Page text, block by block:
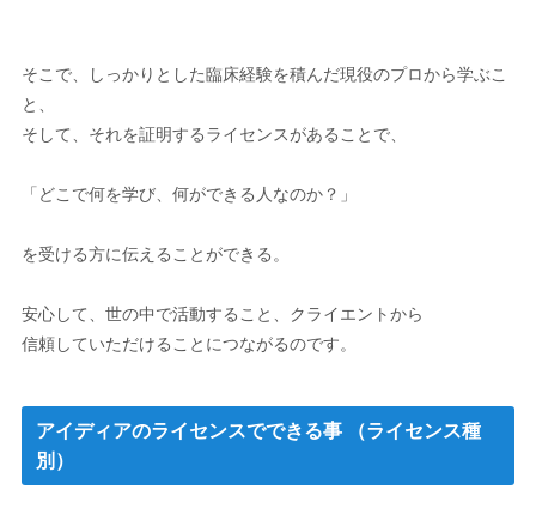
そこで、しっかりとした臨床経験を積んだ現役のプロから学ぶこ
と、
そして、それを証明するライセンスがあることで、
「どこで何を学び、何ができる人なのか？」
を受ける方に伝えることができる。
安心して、世の中で活動すること、クライエントから
信頼していただけることにつながるのです。
アイディアのライセンスでできる事 （ライセンス種
別）